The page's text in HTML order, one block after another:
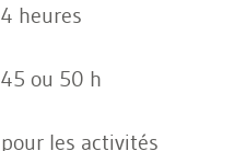
4 heures
45 ou 50 h
pour les activités